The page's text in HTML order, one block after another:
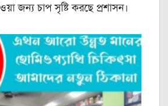
জন্য চাপ সৃষ্টি করছে প্রশাসন।